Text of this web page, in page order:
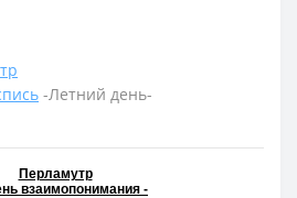
-Летний день-
Перламутр
взаимопонимания -